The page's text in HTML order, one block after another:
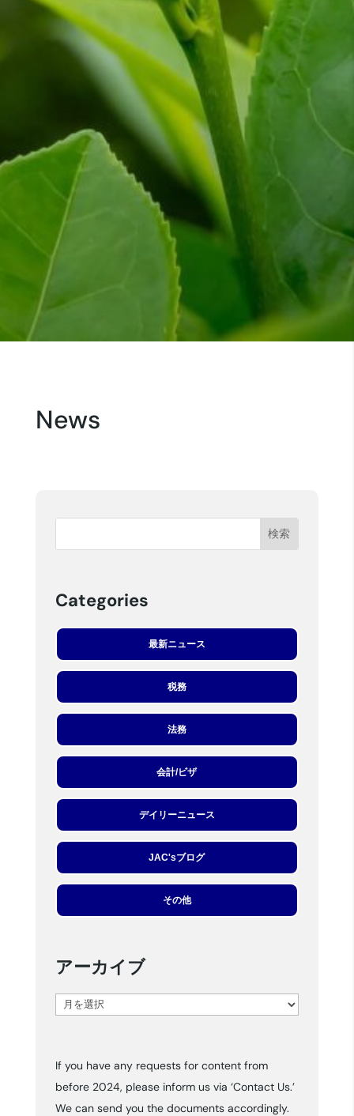
News
Categories
最新ニュース
税務
法務
会計/ビザ
デイリーニュース
JAC'sブログ
その他
アーカイブ
ア
イ
ブ
If you have any requests for content from
before 2024, please inform us via ‘Contact Us.’
We can send you the documents accordingly.